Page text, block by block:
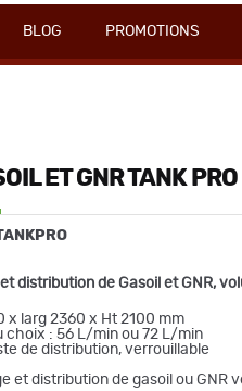
BLOG PROMOTIONS
ET GNR TANK
distribution de Gasoil et GNR,
x larg 2360 x Ht 2100 mm
choix : 56 L/min ou 72 L/min
de distribution, verrouillable
et distribution de gasoil ou GNR